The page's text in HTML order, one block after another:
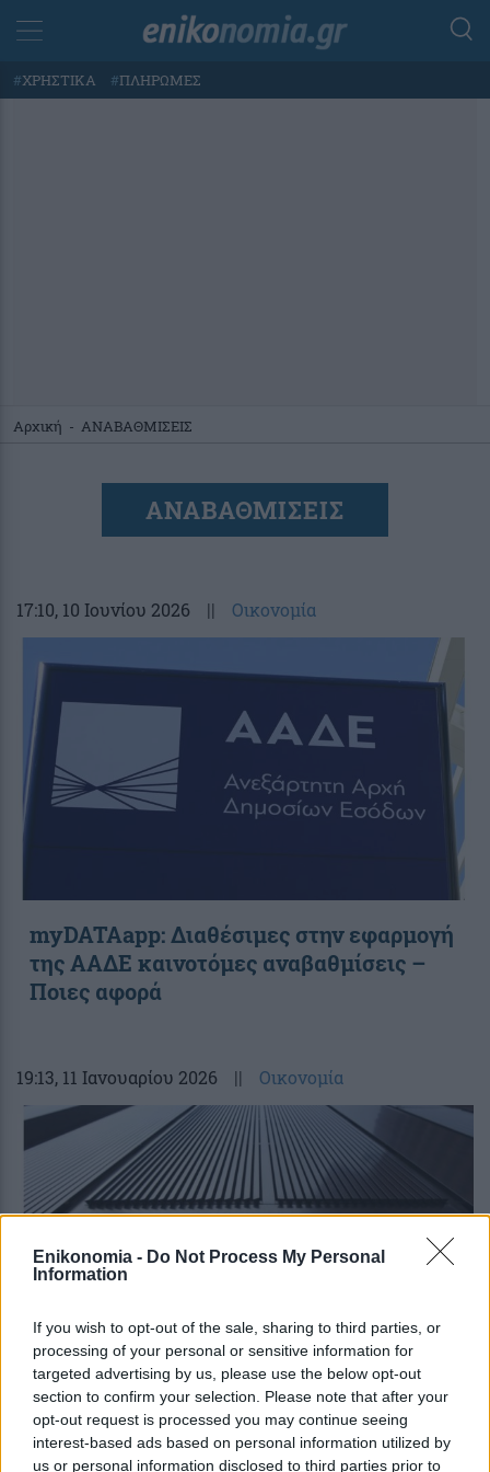
Enikonomia - Do Not Process My Personal
Information
If you wish to opt-out of the sale, sharing to third parties, or
processing of your personal or sensitive information for
targeted advertising by us, please use the below opt-out
section to confirm your selection. Please note that after your
opt-out request is processed you may continue seeing
interest-based ads based on personal information utilized by
us or personal information disclosed to third parties prior to
#ΧΡΗΣΤΙΚΑ #ΠΛΗΡΩΜΕΣ
Αρχική - ΑΝΑΒΑΘΜΙΣΕΙΣ
ΑΝΑΒΑΘΜΙΣΕΙΣ
17:10, 10 Ιουνίου 2026 || Οικονομία
myDATAapp: Διαθέσιμες στην εφαρμογή
της ΑΑΔΕ καινοτόμες αναβαθμίσεις –
Ποιες αφορά
19:13, 11 Ιανουαρίου 2026 || Οικονομία
Moody’s, DBRS και Scope: Πότε θα
γίνουν οι νέες αναβαθμίσεις του
ελληνικού αξιόχρεου